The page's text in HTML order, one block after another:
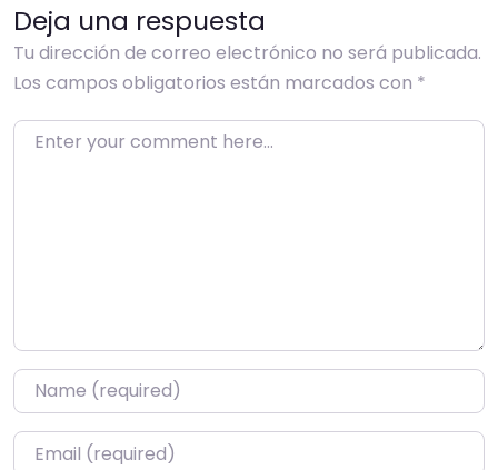
Deja una respuesta
Tu dirección de correo electrónico no será publicada.
Los campos obligatorios están marcados con *
Enter your comment here…
Name*
Email*